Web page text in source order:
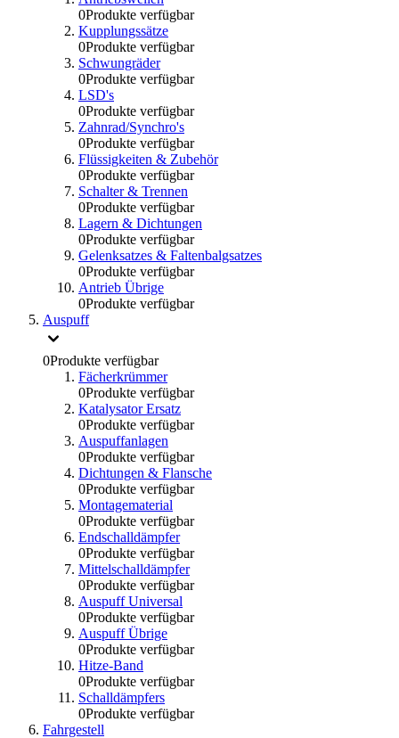
0Produkte verfügbar
Kupplungssätze
0Produkte verfügbar
Schwungräder
0Produkte verfügbar
LSD's
0Produkte verfügbar
Zahnrad/Synchro's
0Produkte verfügbar
Flüssigkeiten & Zubehör
0Produkte verfügbar
Schalter & Trennen
0Produkte verfügbar
Lagern & Dichtungen
0Produkte verfügbar
Gelenksatzes & Faltenbalgsatzes
0Produkte verfügbar
Antrieb Übrige
0Produkte verfügbar
Auspuff
0Produkte verfügbar
Fächerkrümmer
0Produkte verfügbar
Katalysator Ersatz
0Produkte verfügbar
Auspuffanlagen
0Produkte verfügbar
Dichtungen & Flansche
0Produkte verfügbar
Montagematerial
0Produkte verfügbar
Endschalldämpfer
0Produkte verfügbar
Mittelschalldämpfer
0Produkte verfügbar
Auspuff Universal
0Produkte verfügbar
Auspuff Übrige
0Produkte verfügbar
Hitze-Band
0Produkte verfügbar
Schalldämpfers
0Produkte verfügbar
Fahrgestell